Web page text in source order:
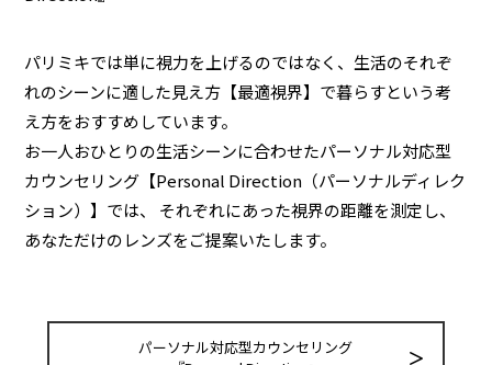
パリミキでは単に視力を上げるのではなく、生活のそれぞ
れのシーンに適した見え方【最適視界】で暮らすという考
え方をおすすめしています。
お一人おひとりの生活シーンに合わせたパーソナル対応型
カウンセリング【Personal Direction（パーソナルディレク
ション）】では、 それぞれにあった視界の距離を測定し、
あなただけのレンズをご提案いたします。
パーソナル対応型カウンセリング